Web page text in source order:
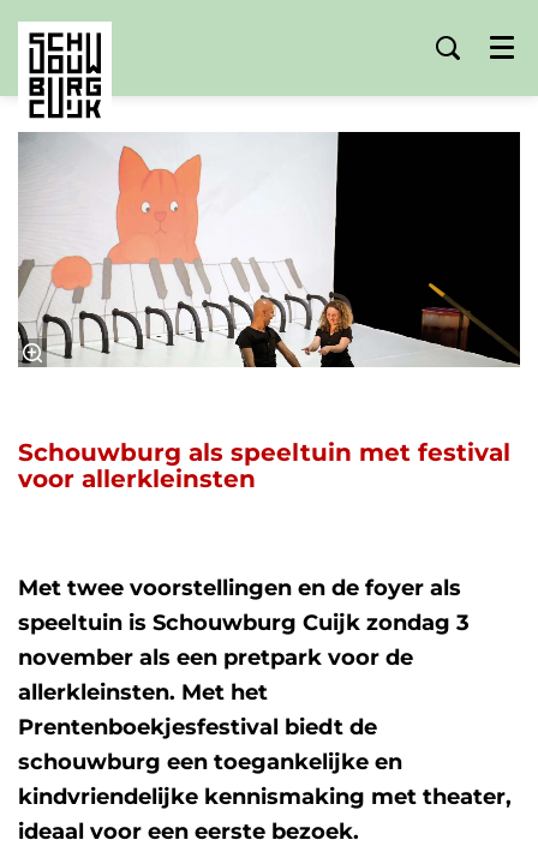
Menu
Schouwburg als speeltuin met festival
voor allerkleinsten
Met twee voorstellingen en de foyer als
speeltuin is Schouwburg Cuijk zondag 3
november als een pretpark voor de
allerkleinsten. Met het
Prentenboekjesfestival biedt de
schouwburg een toegankelijke en
kindvriendelijke kennismaking met theater,
ideaal voor een eerste bezoek.